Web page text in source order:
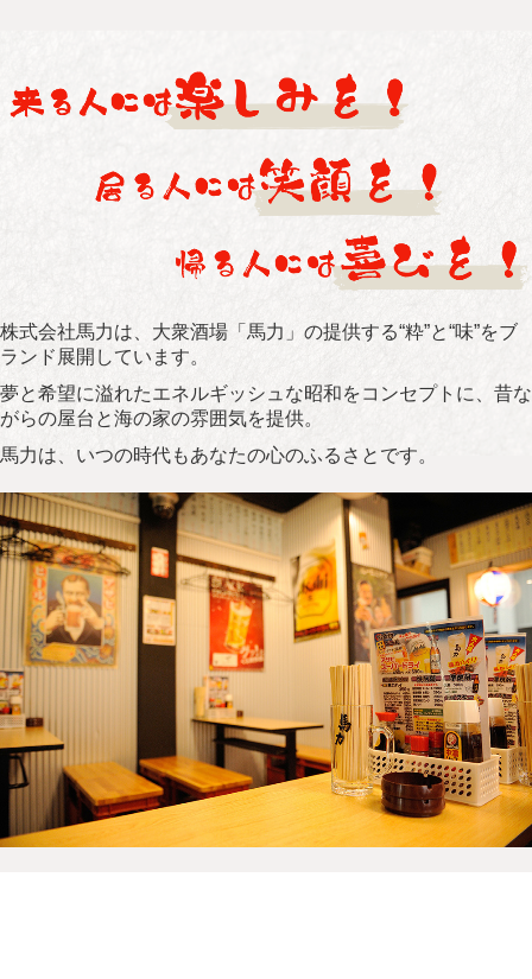
株式会社馬力は、大衆酒場「馬力」の提供する“粋”と“味”をブ
ランド展開しています。
夢と希望に溢れたエネルギッシュな昭和をコンセプトに、昔な
がらの屋台と海の家の雰囲気を提供。
馬力は、いつの時代もあなたの心のふるさとです。